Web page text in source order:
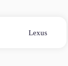
Lexus